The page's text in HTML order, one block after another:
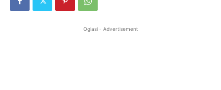
Oglasi - Advertisement